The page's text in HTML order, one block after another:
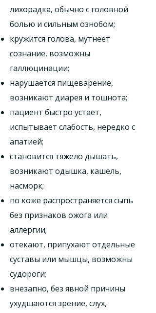
лихорадка, обычно с головной
болью и сильным ознобом;
кружится голова, мутнеет
сознание, возможны
галлюцинации;
нарушается пищеварение,
возникают диарея и тошнота;
пациент быстро устает,
испытывает слабость, нередко с
апатией;
становится тяжело дышать,
возникают одышка, кашель,
насморк;
по коже распространяется сыпь
без признаков ожога или
аллергии;
отекают, припухают отдельные
суставы или мышцы, возможны
судороги;
внезапно, без явной причины
ухудшаются зрение, слух,